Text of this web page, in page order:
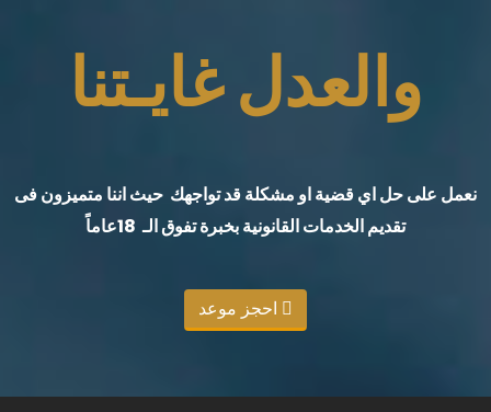
والعدل غايـتنا
نعمل على حل اي قضية او مشكلة قد تواجهك حيث اننا متميزون فى
تقديم الخدمات القانونية بخبرة تفوق الـ 18عاماً
احجز موعد